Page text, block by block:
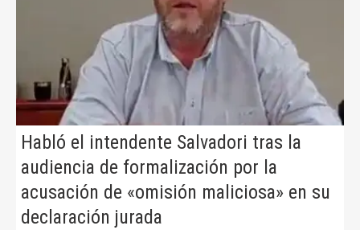
Habló el intendente Salvadori tras la
audiencia de formalización por la
acusación de «omisión maliciosa» en su
declaración jurada